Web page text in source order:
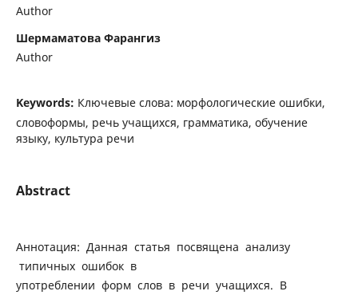
Author
Шермаматова Фарангиз
Author
Keywords: Ключевые слова: морфологические ошибки,
словоформы, речь учащихся, грамматика, обучение
языку, культура речи
Abstract
Аннотация: Данная статья посвящена анализу
типичных ошибок в
употреблении форм слов в речи учащихся. В